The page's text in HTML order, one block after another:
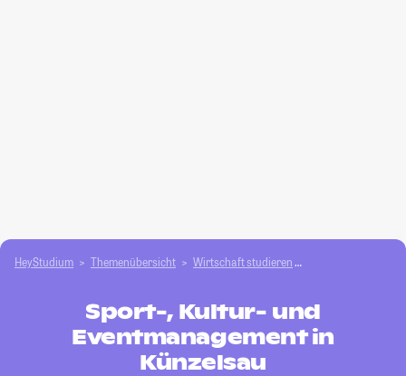
HeyStudium Themenübersicht Wirtschaft studieren
Sport-, Kultur- und
Eventmanagement in
Künzelsau